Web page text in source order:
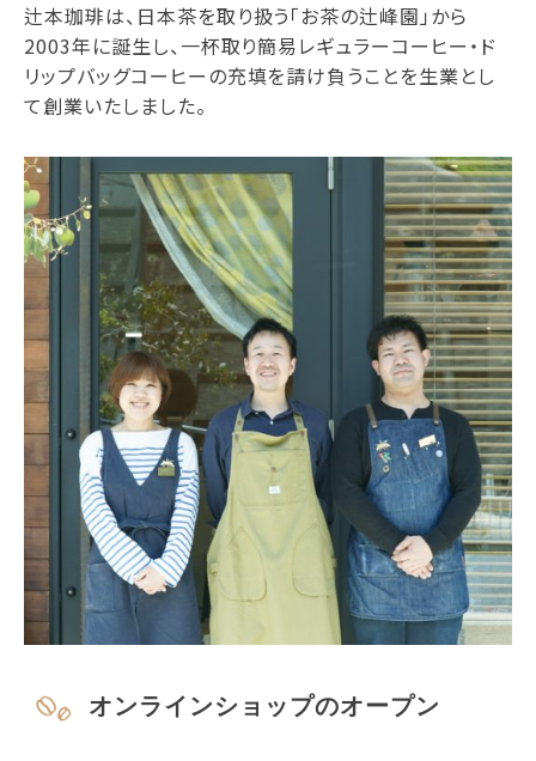
辻本珈琲は、日本茶を取り扱う「お茶の辻峰園」から
2003年に誕生し、一杯取り簡易レギュラーコーヒー・ド
リップバッグコーヒーの充填を請け負うことを生業とし
て創業いたしました。
オンラインショップのオープン